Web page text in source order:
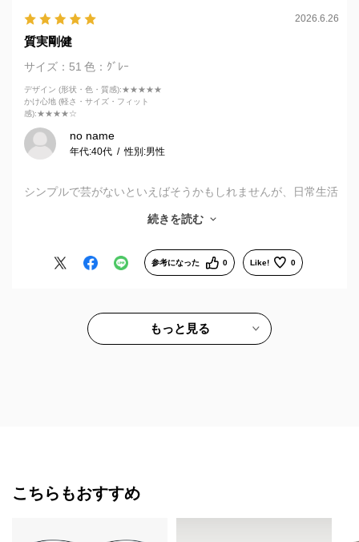
2026.6.26
質実剛健
サイズ：51 色：ｸﾞﾚｰ
デザイン (形状・色・質感):★★★★★
かけ心地 (軽さ・サイズ・フィット
感):★★★★☆
no name
年代:40代 性別:男性
シンプルで芸がないといえばそうかもしれませんが、日常生活
広くしすぎるのも避けたかったため、サイズの選択が可能なの
続きを読む
参考になった 0 Like! 0
もっと見る
こちらもおすすめ